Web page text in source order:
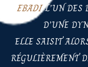
EBADI, L’UN DES
D’UNE
ELLE SAISIT
RÉGULIÈREMENT